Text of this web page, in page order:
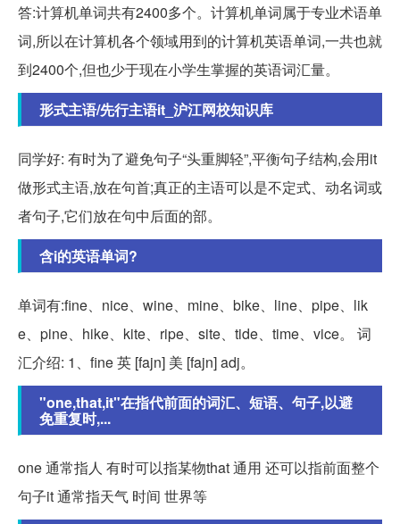
答:计算机单词共有2400多个。计算机单词属于专业术语单
词,所以在计算机各个领域用到的计算机英语单词,一共也就
到2400个,但也少于现在小学生掌握的英语词汇量。
形式主语/先行主语it_沪江网校知识库
同学好: 有时为了避免句子“头重脚轻”,平衡句子结构,会用it
做形式主语,放在句首;真正的主语可以是不定式、动名词或
者句子,它们放在句中后面的部。
含i的英语单词?
单词有:fine、nice、wine、mine、bike、line、pipe、lik
e、pine、hike、kite、ripe、site、tide、time、vice。 词
汇介绍: 1、fine 英 [fajn] 美 [fajn] adj。
"one,that,it"在指代前面的词汇、短语、句子,以避
免重复时,...
one 通常指人 有时可以指某物that 通用 还可以指前面整个
句子it 通常指天气 时间 世界等